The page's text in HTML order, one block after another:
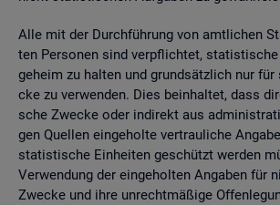
Alle mit der Durch­füh­rung von amt­li­chen
ten Per­so­nen sind ver­pflich­tet, sta­tis­ti­sche
ge­heim zu hal­ten und grund­sätz­lich nur
cke zu ver­wen­den. Dies be­inhal­tet, dass
sche Zwe­cke oder in­di­rekt aus
gen Quel­len ein­ge­hol­te ver­trau­li­che
sta­tis­ti­sche Ein­hei­ten ge­schützt wer­den
Ver­wen­dung der ein­ge­hol­ten An­ga­ben für
Zwe­cke und ihre un­recht­mä­ßi­ge